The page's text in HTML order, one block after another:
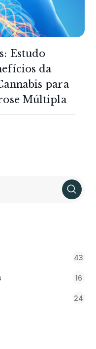
Estudo
da
para
Múltipla
43
16
24